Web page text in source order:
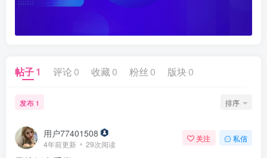
帖子1 评论 0 收藏 0 粉丝 0 版块 0
发布 1 排序
用户77401508
4年前更新 29次阅读
关注 私信